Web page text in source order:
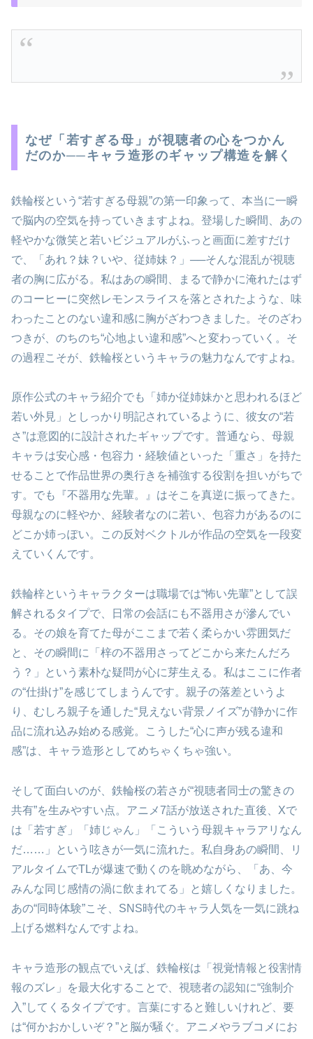
なぜ「若すぎる母」が視聴者の心をつかん
だのか──キャラ造形のギャップ構造を解く
鉄輪桜という“若すぎる母親”の第一印象って、本当に一瞬
で脳内の空気を持っていきますよね。登場した瞬間、あの
軽やかな微笑と若いビジュアルがふっと画面に差すだけ
で、「あれ？妹？いや、従姉妹？」──そんな混乱が視聴
者の胸に広がる。私はあの瞬間、まるで静かに淹れたはず
のコーヒーに突然レモンスライスを落とされたような、味
わったことのない違和感に胸がざわつきました。そのざわ
つきが、のちのち“心地よい違和感”へと変わっていく。そ
の過程こそが、鉄輪桜というキャラの魅力なんですよね。
原作公式のキャラ紹介でも「姉か従姉妹かと思われるほど
若い外見」としっかり明記されているように、彼女の“若
さ”は意図的に設計されたギャップです。普通なら、母親
キャラは安心感・包容力・経験値といった「重さ」を持た
せることで作品世界の奥行きを補強する役割を担いがちで
す。でも『不器用な先輩。』はそこを真逆に振ってきた。
母親なのに軽やか、経験者なのに若い、包容力があるのに
どこか姉っぽい。この反対ベクトルが作品の空気を一段変
えていくんです。
鉄輪梓というキャラクターは職場では“怖い先輩”として誤
解されるタイプで、日常の会話にも不器用さが滲んでい
る。その娘を育てた母がここまで若く柔らかい雰囲気だ
と、その瞬間に「梓の不器用さってどこから来たんだろ
う？」という素朴な疑問が心に芽生える。私はここに作者
の“仕掛け”を感じてしまうんです。親子の落差というよ
り、むしろ親子を通した“見えない背景ノイズ”が静かに作
品に流れ込み始める感覚。こうした“心に声が残る違和
感”は、キャラ造形としてめちゃくちゃ強い。
そして面白いのが、鉄輪桜の若さが“視聴者同士の驚きの
共有”を生みやすい点。アニメ7話が放送された直後、Xで
は「若すぎ」「姉じゃん」「こういう母親キャラアリなん
だ……」という呟きが一気に流れた。私自身あの瞬間、リ
アルタイムでTLが爆速で動くのを眺めながら、「あ、今
みんな同じ感情の渦に飲まれてる」と嬉しくなりました。
あの“同時体験”こそ、SNS時代のキャラ人気を一気に跳ね
上げる燃料なんですよね。
キャラ造形の観点でいえば、鉄輪桜は「視覚情報と役割情
報のズレ」を最大化することで、視聴者の認知に“強制介
入”してくるタイプです。言葉にすると難しいけれど、要
は“何かおかしいぞ？”と脳が騒ぐ。アニメやラブコメにお